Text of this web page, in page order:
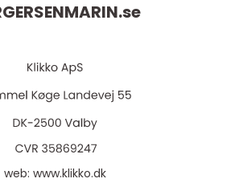
se
web: www.klikko.dk